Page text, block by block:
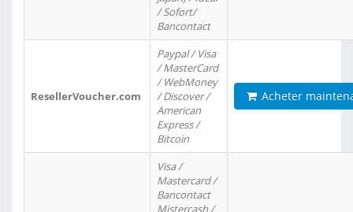
/ Sofort/
Bancontact
ResellerVoucher.com
Paypal / Visa
/ MasterCard
/ WebMoney
/ Discover /
American
Express /
Bitcoin
Acheter
Visa /
Mastercard /
Bancontact
Mistercash /